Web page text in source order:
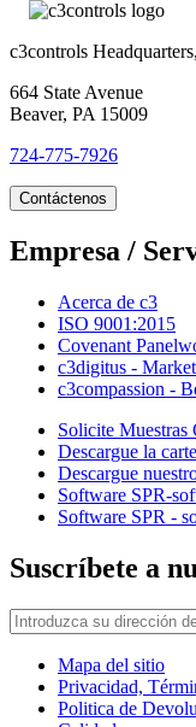
c3controls
664 State Avenue
Beaver, PA 15009
724-775-7926
Contáctenos
Empresa /
Acerca de c3
ISO 9001:2015
Covenant
c3digitus -
c3compassion -
Solicite Muestras
Descargue la
Descargue
Software SPR-
Software SPR -
Suscríbete a
Mapa del sitio
Privacidad,
Politica de